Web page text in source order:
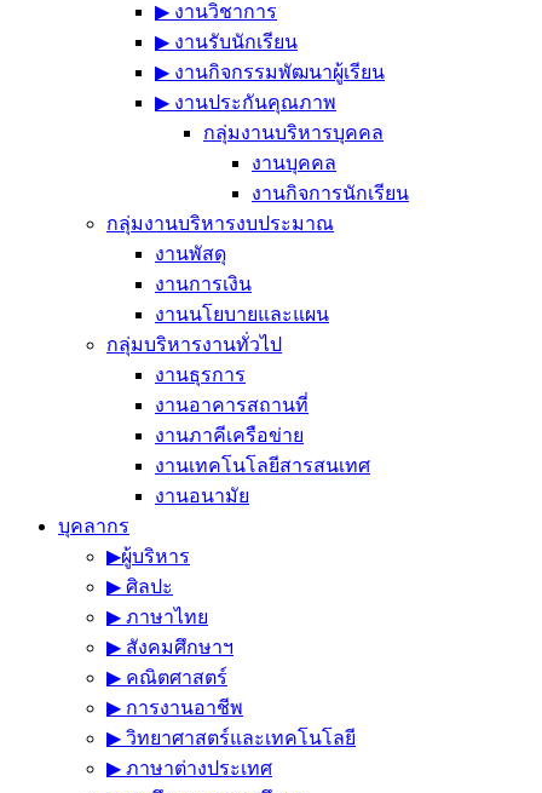
▶︎ งานวิชาการ
▶︎ งานรับนักเรียน
▶︎ งานกิจกรรมพัฒนาผู้เรียน
▶︎ งานประกันคุณภาพ
กลุ่มงานบริหารบุคคล
งานบุคคล
งานกิจการนักเรียน
กลุ่มงานบริหารงบประมาณ
งานพัสดุ
งานการเงิน
งานนโยบายและแผน
กลุ่มบริหารงานทั่วไป
งานธุรการ
งานอาคารสถานที่
งานภาคีเครือข่าย
งานเทคโนโลยีสารสนเทศ
งานอนามัย
บุคลากร
▶︎ผู้บริหาร
▶︎ ศิลปะ
▶︎ ภาษาไทย
▶︎ สังคมศึกษาฯ
▶︎ คณิตศาสตร์
▶︎ การงานอาชีพ
▶︎ วิทยาศาสตร์และเทคโนโลยี
▶︎ ภาษาต่างประเทศ